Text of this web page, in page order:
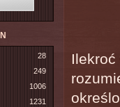
28
249
1006
1231